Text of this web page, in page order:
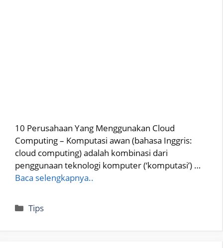
10 Perusahaan Yang Menggunakan Cloud
Computing – Komputasi awan (bahasa Inggris:
cloud computing) adalah kombinasi dari
penggunaan teknologi komputer (‘komputasi’) …
Baca selengkapnya..
Categories
Tips